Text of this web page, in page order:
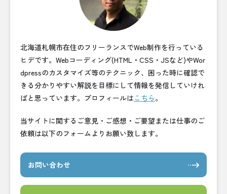
北海道札幌市在住のフリーランスでWeb制作を行っている
ヒデです。Webコーディング(HTML・CSS・JSなど)やWor
dpressのカスタマイズ等のテクニック、困った時に確認で
きる分かりやすい解説を目標にして情報を発信していけれ
ばと思っています。プロフィールはこちら。
当サイトに関するご意見・ご感想・ご要望または仕事のご
依頼は以下のフォームよりお願い致します。
お問い合わせ